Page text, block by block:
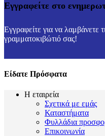
Εγγραφείτε στο
Εγγραφείτε για να λαμβάνετε
γραμματοκιβώτιό σας!
Είδατε Πρόσφατα
Η εταιρεία
Σχετικά με εμάς
Καταστήματα
Φυλλάδια
Επικοινωνία